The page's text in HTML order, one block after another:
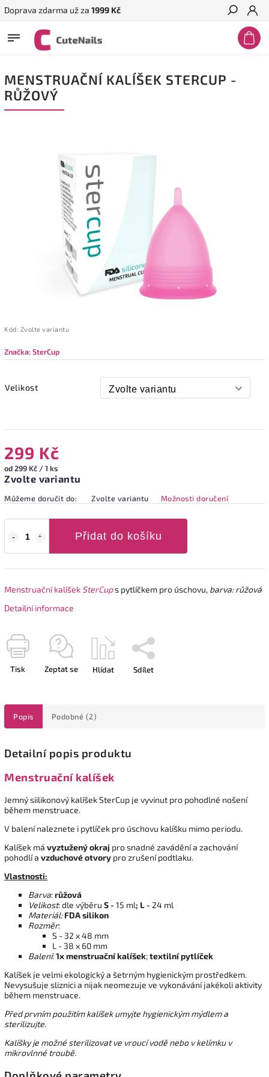
Doprava zdarma už za 1999 Kč
Hledat
MENSTRUAČNÍ KALÍŠEK STERCUP -
RŮŽOVÝ
Kód: Zvolte variantu
Značka:SterCup
Velikost
299 Kč
od 299 Kč / 1 ks
Zvolte variantu
Můžeme doručit do: Zvolte variantu Možnosti doručení
Přidat do košíku
Menstruační kalíšek SterCups pytlíčkem pro úschovu, barva: růžová
Detailní informace
Tisk Zeptat se Hlídat Sdílet
Popis Podobné (2)
Detailní popis produktu
Menstruační kalíšek
Jemný siilikonový kalíšek SterCup je vyvinut pro pohodlné nošení
během menstruace.
V balení naleznete i pytlíček pro úschovu kalíšku mimo periodu.
Kalíšek má vyztužený okraj pro snadné zavádění a zachování
pohodlí a vzduchové otvory pro zrušení podtlaku.
Vlastnosti:
Barva:růžová
Velikost: dle výběru S - 15 ml; L - 24 ml
Materiál: FDA silikon
Rozměr:
S - 32 x 48 mm
L - 38 x 60 mm
Balení:1x menstruační kalíšek;textilní pytlíček
Kalíšek je velmi ekologický a šetrným hygienickým prostředkem.
Nevysušuje sliznici a nijak neomezuje ve vykonávání jakékoli aktivity
během menstruace.
Před prvním použitím kalíšek umyjte hygienickým mýdlem a
sterilizujte.
Kalíšky je možné sterilizovat ve vroucí vodě nebo v kelímku v
mikrovlnné troubě.